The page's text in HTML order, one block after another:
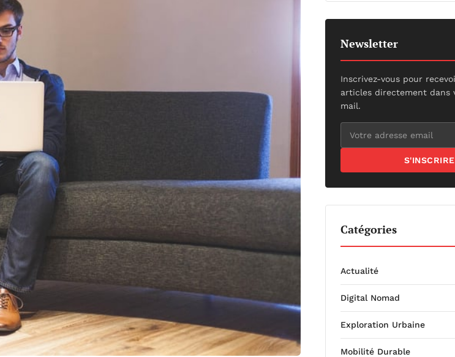
Newsletter
Inscrivez-vous pour
articles directement dans
mail.
S'INSCRIRE
Catégories
Actualité
Digital Nomad
Exploration Urbaine
Mobilité Durable